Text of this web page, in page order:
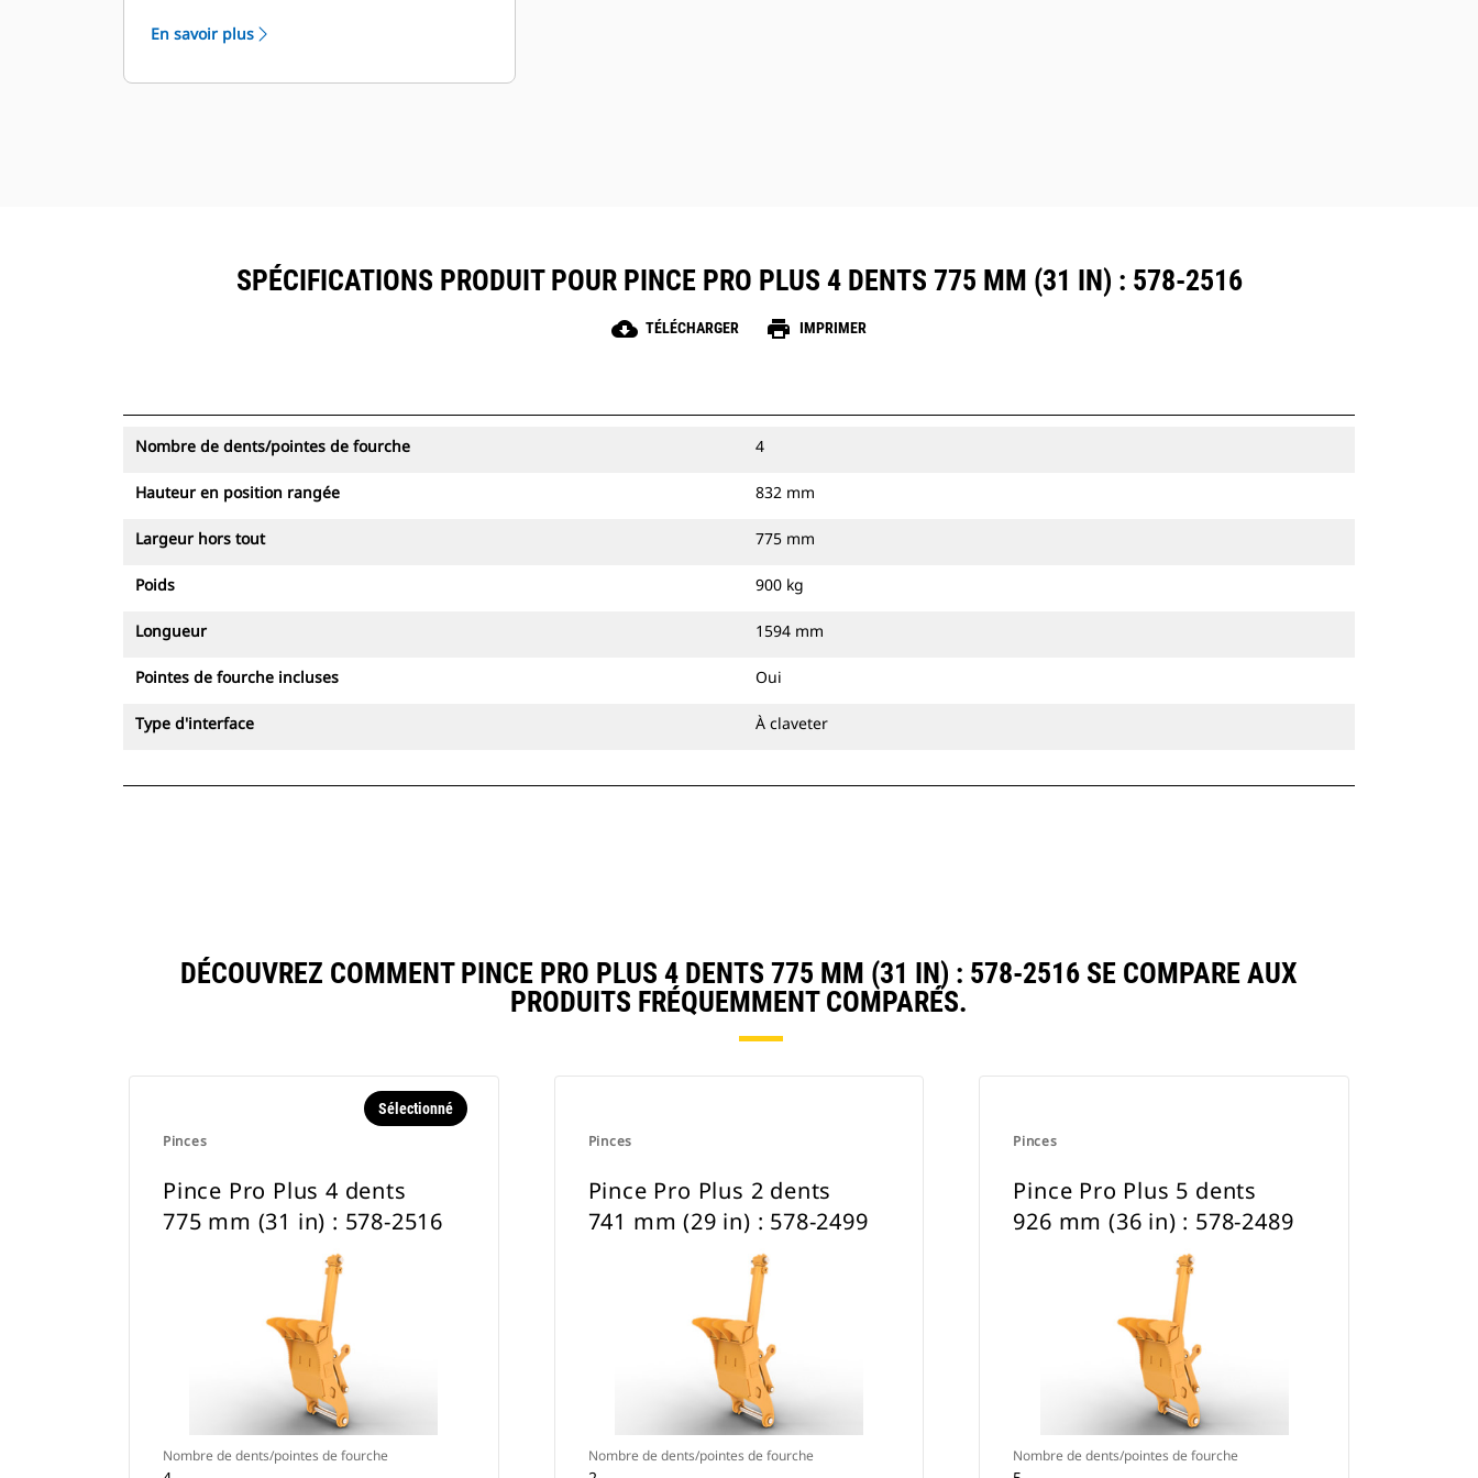
partir d'une seule source. Visualisez
les pinces équipées du système de
suivi des ressources dans
site facile à définir.
En savoir plus
SPÉCIFICATIONS PRODUIT POUR PINCE PRO PLUS 4 DENTS 775 MM (31 IN) : 578-2516
cloud_download TÉLÉCHARGER print IMPRIMER
Nombre de dents/pointes de fourche 4
Hauteur en position rangée 832 mm
Largeur hors tout 775 mm
Poids 900 kg
Longueur 1594 mm
Pointes de fourche incluses Oui
Type d'interface À claveter
DÉCOUVREZ COMMENT PINCE PRO PLUS 4 DENTS 775 MM (31 IN) : 578-2516 SE COMPARE AUX
PRODUITS FRÉQUEMMENT COMPARÉS.
Pinces
Sélectionné
Pince Pro Plus 4 dents
775 mm (31 in) : 578-2516
Nombre de dents/pointes de fourche
Pinces
Pince Pro Plus 2 dents
741 mm (29 in) : 578-2499
Nombre de dents/pointes de fourche
Pinces
Pince Pro Plus 5 dents
926 mm (36 in) : 578-2489
Nombre de dents/pointes de fourche